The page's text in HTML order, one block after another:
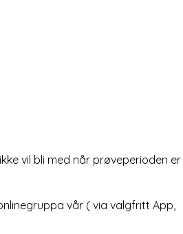
vil bli med når prøveperioden er
vår ( via valgfritt App,